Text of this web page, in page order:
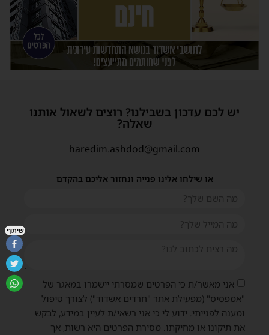
יש לכם עדכון בשבילנו? רוצים לשאול אותנו
שאלה?
haredim.ashdod@gmail.com
או שילחו אלינו פנייה ונחזור אליכם בהקדם
אני מאשר/ת כי הפרטים שמסרתי יישמרו במאגר של
"אמפסיס" (מפעילת אתר "חרדים אשדוד") לצורך טיפול
ומענה לפנייתי. ידוע לי כי אני רשאי/ת לעיין במידע, לבקש
את תיקונו או מחיקתו. מסירת הפרטים היא רשות, אך
שיתוף